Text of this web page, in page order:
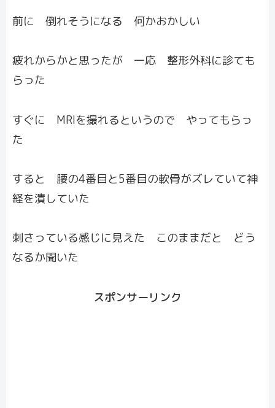
前に 倒れそうになる 何かおかしい
疲れからかと思ったが 一応 整形外科に診ても
らった
すぐに MRIを撮れるというので やってもらっ
た
すると 腰の4番目と5番目の軟骨がズレていて神
経を潰していた
刺さっている感じに見えた このままだと どう
なるか聞いた
スポンサーリンク